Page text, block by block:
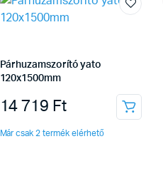
Párhuzamszorító yato
120x1500mm
14 719 Ft
Már csak 2 termék elérhető